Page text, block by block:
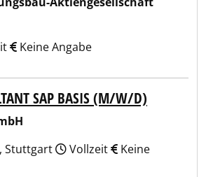
Keine Angabe
SAP BASIS (M/W/D)
Stuttgart
Vollzeit
Keine